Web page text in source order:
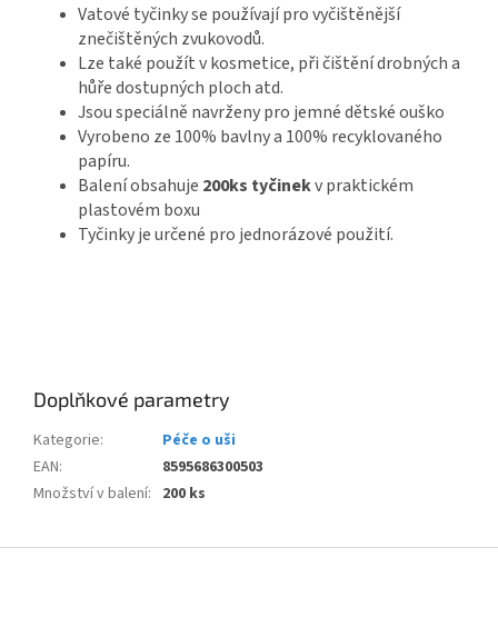
Vatové tyčinky se používají pro vyčištěnější
znečištěných zvukovodů.
Lze také použít v kosmetice, při čištění drobných a
hůře dostupných ploch atd.
Jsou speciálně navrženy pro jemné dětské ouško
Vyrobeno ze 100% bavlny a 100% recyklovaného
papíru.
Balení obsahuje 200ks tyčinekv praktickém
plastovém boxu
Tyčinky je určené pro jednorázové použití.
Doplňkové parametry
Kategorie:
Péče o uši
EAN:
8595686300503
Množství v balení: 200 ks